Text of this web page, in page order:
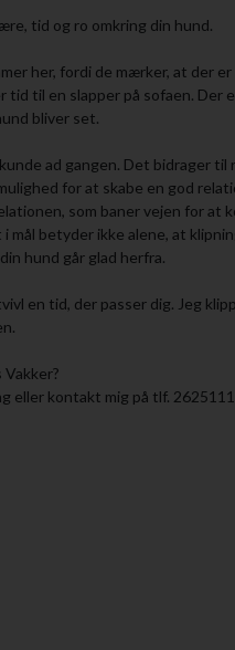
tid og ro omkring din hund.
her, fordi de mærker, at der
tid til en slapper på sofaen. Der
bliver set.
ad gangen. Det bidrager til
for at skabe en god
som baner vejen for at
mål betyder ikke alene, at
hund går glad herfra.
en tid, der passer dig. Jeg
Vakker?
eller kontakt mig på tlf.